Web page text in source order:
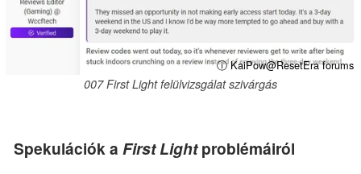
ⓘ KaiPow@ResetEra forums
007 First Light felülvizsgálat szivárgás
Spekulációk a First Lightproblémáiról